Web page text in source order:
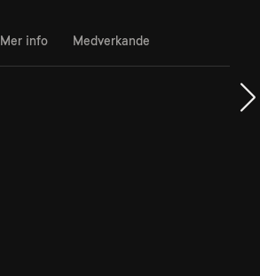
Mer info Medverkande